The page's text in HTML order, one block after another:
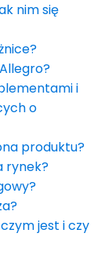
nim się
i
o
produktu?
rynek?
jest i czy